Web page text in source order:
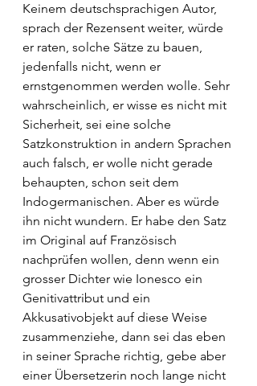
Keinem deutschsprachigen Autor,
sprach der Rezensent weiter, würde
er raten, solche Sätze zu bauen,
jedenfalls nicht, wenn er
ernstgenommen werden wolle. Sehr
wahrscheinlich, er wisse es nicht mit
Sicherheit, sei eine solche
Satzkonstruktion in andern Sprachen
auch falsch, er wolle nicht gerade
behaupten, schon seit dem
Indogermanischen. Aber es würde
ihn nicht wundern. Er habe den Satz
im Original auf Französisch
nachprüfen wollen, denn wenn ein
grosser Dichter wie Ionesco ein
Genitivattribut und ein
Akkusativobjekt auf diese Weise
zusammenziehe, dann sei das eben
in seiner Sprache richtig, gebe aber
einer Übersetzerin noch lange nicht